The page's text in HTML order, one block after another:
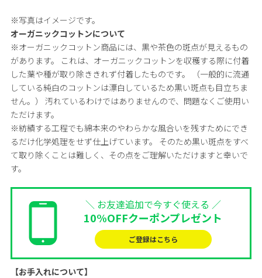
※写真はイメージです。
オーガニックコットンについて
※オーガニックコットン商品には、黒や茶色の斑点が見えるもの
があります。 これは、オーガニックコットンを収穫する際に付着
した葉や種が取り除ききれず付着したものです。 （一般的に流通
している純白のコットンは漂白しているため黒い斑点も目立ちま
せん。） 汚れているわけではありませんので、問題なくご使用い
ただけます。
※紡績する工程でも綿本来のやわらかな風合いを残すためにでき
るだけ化学処理をせず仕上げています。 そのため黒い斑点をすべ
て取り除くことは難しく、その点をご理解いただけますと幸いで
す。
＼ お友達追加で今すぐ使える ／
10%OFFクーポンプレゼント
ご登録はこちら
【お手入れについて】